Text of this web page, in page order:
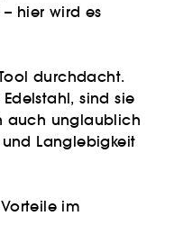
hier wird es
durchdacht.
sind sie
auch unglaublich
Langlebigkeit
im